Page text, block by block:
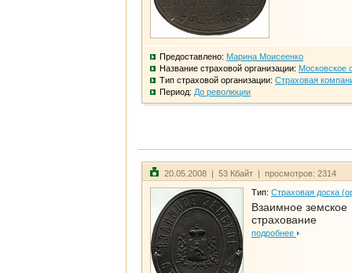
Предоставлено: Марина Моисеенко
Название страховой организации: Московское
Тип страховой организации: Страховая
Период: До революции
20.05.2008 | 53 Кбайт | просмотров: 2314
Тип: Страховая доска
Взаимное земское
страхование
подробнее